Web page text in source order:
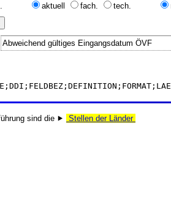
aktuell
fach. tech.
Abweichend gültiges Eingangsdatum ÖVF
sind die ⯈
Stellen der Länder